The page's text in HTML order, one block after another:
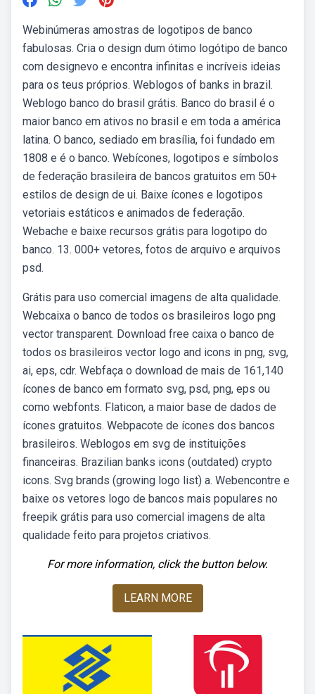
Webinúmeras amostras de logotipos de banco
fabulosas. Cria o design dum ótimo logótipo de banco
com designevo e encontra infinitas e incríveis ideias
para os teus próprios. Weblogos of banks in brazil.
Weblogo banco do brasil grátis. Banco do brasil é o
maior banco em ativos no brasil e em toda a américa
latina. O banco, sediado em brasília, foi fundado em
1808 e é o banco. Webícones, logotipos e símbolos
de federação brasileira de bancos gratuitos em 50+
estilos de design de ui. Baixe ícones e logotipos
vetoriais estáticos e animados de federação.
Webache e baixe recursos grátis para logotipo do
banco. 13. 000+ vetores, fotos de arquivo e arquivos
psd.
Grátis para uso comercial imagens de alta qualidade.
Webcaixa o banco de todos os brasileiros logo png
vector transparent. Download free caixa o banco de
todos os brasileiros vector logo and icons in png, svg,
ai, eps, cdr. Webfaça o download de mais de 161,140
ícones de banco em formato svg, psd, png, eps ou
como webfonts. Flaticon, a maior base de dados de
ícones gratuitos. Webpacote de ícones dos bancos
brasileiros. Weblogos em svg de instituições
financeiras. Brazilian banks icons (outdated) crypto
icons. Svg brands (growing logo list) a. Webencontre e
baixe os vetores logo de bancos mais populares no
freepik grátis para uso comercial imagens de alta
qualidade feito para projetos criativos.
For more information, click the button below.
LEARN MORE